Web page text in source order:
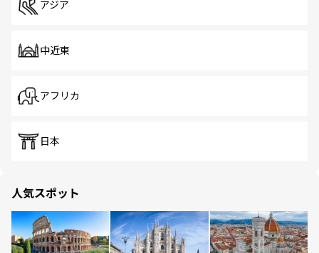
アジア
中近東
アフリカ
日本
人気スポット